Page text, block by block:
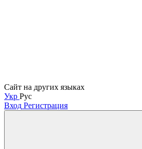
Сайт на других языках
Укр Рус
Вход Регистрация